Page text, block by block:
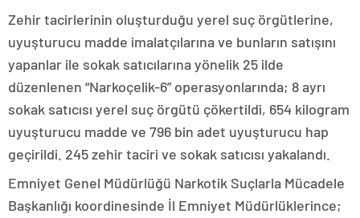
Zehir tacirlerinin oluşturduğu yerel suç örgütlerine,
uyuşturucu madde imalatçılarına ve bunların satışını
yapanlar ile sokak satıcılarına yönelik 25 ilde
düzenlenen “Narkoçelik-6” operasyonlarında; 8 ayrı
sokak satıcısı yerel suç örgütü çökertildi, 654 kilogram
uyuşturucu madde ve 796 bin adet uyuşturucu hap
geçirildi. 245 zehir taciri ve sokak satıcısı yakalandı.
Emniyet Genel Müdürlüğü Narkotik Suçlarla Mücadele
Başkanlığı koordinesinde İl Emniyet Müdürlüklerince;